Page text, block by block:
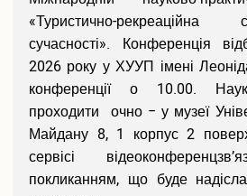
«Туристично-
сучасності». Конференція
2026 року у ХУУП імені
конференції о 10.00.
проходити очно − у музеї
Майдану 8, 1 корпус 2
сервісі
покликанням, що буде